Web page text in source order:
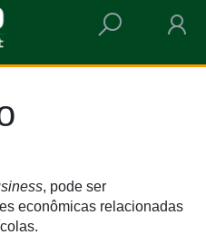
, pode ser
econômicas relacionadas